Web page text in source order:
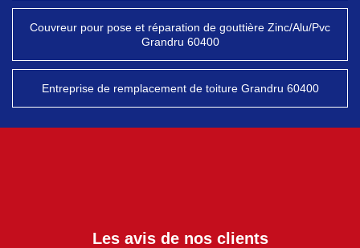
Couvreur pour pose et réparation de gouttière Zinc/Alu/Pvc
Grandru 60400
Entreprise de remplacement de toiture Grandru 60400
Les avis de nos clients